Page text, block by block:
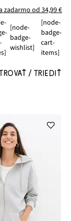
zadarmo od 34,99 €
[node-
badge-
wishlist]
[node-
badge-
cart-
items]
/ TRIEDIŤ